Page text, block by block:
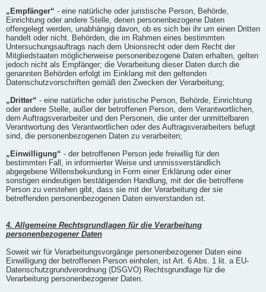
„Empfänger“ - eine natürliche oder juristische Person, Behörde,
Einrichtung oder andere Stelle, denen personenbezogene Daten
offengelegt werden, unabhängig davon, ob es sich bei ihr um einen Dritten
handelt oder nicht. Behörden, die im Rahmen eines bestimmten
Untersuchungsauftrags nach dem Unionsrecht oder dem Recht der
Mitgliedstaaten möglicherweise personenbezogene Daten erhalten, gelten
jedoch nicht als Empfänger; die Verarbeitung dieser Daten durch die
genannten Behörden erfolgt im Einklang mit den geltenden
Datenschutzvorschriften gemäß den Zwecken der Verarbeitung;
„Dritter“ - eine natürliche oder juristische Person, Behörde, Einrichtung
oder andere Stelle, außer der betroffenen Person, dem Verantwortlichen,
dem Auftragsverarbeiter und den Personen, die unter der unmittelbaren
Verantwortung des Verantwortlichen oder des Auftragsverarbeiters befugt
sind, die personenbezogenen Daten zu verarbeiten;
„Einwilligung“ - der betroffenen Person jede freiwillig für den
bestimmten Fall, in informierter Weise und unmissverständlich
abgegebene Willensbekundung in Form einer Erklärung oder einer
sonstigen eindeutigen bestätigenden Handlung, mit der die betroffene
Person zu verstehen gibt, dass sie mit der Verarbeitung der sie
betreffenden personenbezogenen Daten einverstanden ist.
4. Allgemeine Rechtsgrundlagen für die Verarbeitung
personenbezogener Daten
Soweit wir für Verarbeitungsvorgänge personenbezogener Daten eine
Einwilligung der betroffenen Person einholen, ist Art. 6 Abs. 1 lit. a EU-
Datenschutzgrundverordnung (DSGVO) Rechtsgrundlage für die
Verarbeitung personenbezogener Daten.